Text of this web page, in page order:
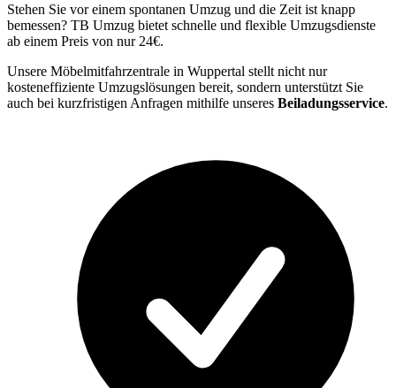
Stehen Sie vor einem spontanen Umzug und die Zeit ist knapp
bemessen? TB Umzug bietet schnelle und flexible Umzugsdienste
ab einem Preis von nur 24€.
Unsere Möbelmitfahrzentrale in Wuppertal stellt nicht nur
kosteneffiziente Umzugslösungen bereit, sondern unterstützt Sie
auch bei kurzfristigen Anfragen mithilfe unseres Beiladungsservice.